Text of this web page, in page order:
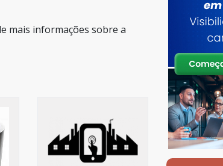
mais informações sobre a